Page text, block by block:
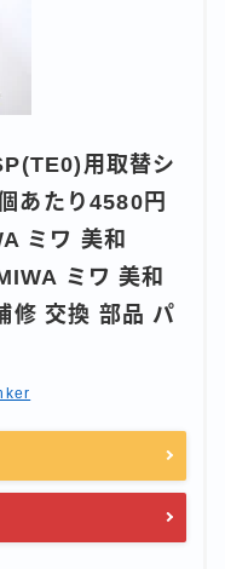
用取替シ
あたり4580円
ミワ 美和
ミワ 美和
交換 部品 パ